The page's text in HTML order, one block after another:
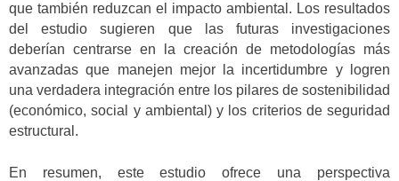
que también reduzcan el impacto ambiental. Los resultados
del estudio sugieren que las futuras investigaciones
deberían centrarse en la creación de metodologías más
avanzadas que manejen mejor la incertidumbre y logren
una verdadera integración entre los pilares de sostenibilidad
(económico, social y ambiental) y los criterios de seguridad
estructural.
En resumen, este estudio ofrece una perspectiva